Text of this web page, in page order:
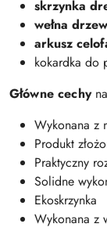
skrzynka
wełna
arkusz
kokardka do
Główne cechy
Wykonana z
Produkt
Praktyczny
Solidne
Ekoskrzynka
Wykonana z